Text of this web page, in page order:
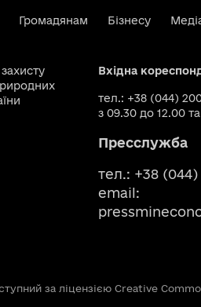
Громадянам Бізнесу
Вхідна
тел.: +38 (044)
з 09.30 до 12.00
Пресслужба
тел.: +38
email:
за ліцензією Creative